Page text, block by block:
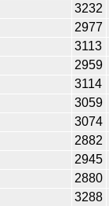
3232
2977
3113
2959
3114
3059
3074
2882
2945
2880
3288